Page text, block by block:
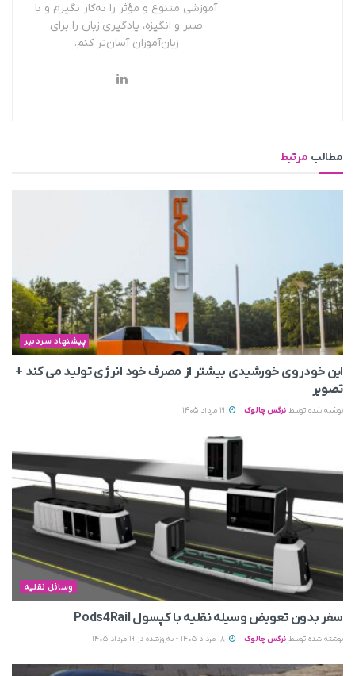
آموزشی متنوع و مؤثر را به‌کار بگیرم و با
صبر و انگیزه، یادگیری زبان را برای
زبان‌آموزان آسان‌تر کنم.
مطالب مرتبط
پیشنهاد سردبیر
این خودروی خورشیدی بیشتر از مصرف خود انرژی تولید می‌ کند +
تصویر
نوشته شده توسط نرگس چالوک
وسائل نقلیه
سفر بدون تعویض وسیله نقلیه با کپسول Pods4Rail
نوشته شده توسط نرگس چالوک